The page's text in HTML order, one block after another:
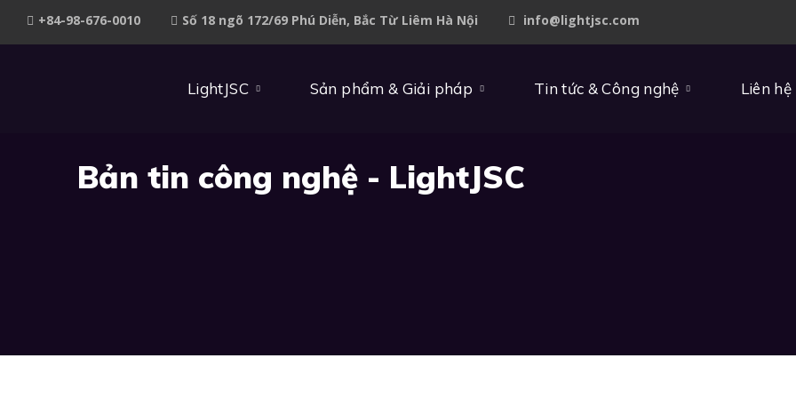
+84-98-676-0010 Số 18 ngõ 172/69 Phú Diễn, Bắc Từ Liêm Hà Nội info@lightjsc.com
LightJSC Sản phẩm & Giải pháp Tin tức & Công nghệ Liên hệ
Bản tin công nghệ - LightJSC